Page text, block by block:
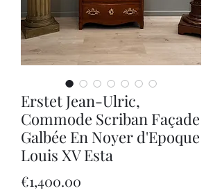
Erstet Jean-Ulric,
Commode Scriban Façade
Galbée En Noyer d'Epoque
Louis XV Esta
€1,400.00